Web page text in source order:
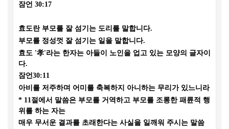
잠언 30:17
효도란 부모를 잘 섬기는 도리를 말합니다.
부모를 정성껏 잘 섬기는 일을 말합니다.
효도 '孝'라는 한자는 아들이 노인을 업고 있는 모양의 글자이
다.
잠언30:11
아비를 저주하며 어미를 축복하지 아니하는 무리가 있느니라
* 11 절에서 말씀은 부모를 거역하고 부모를 조롱한 패륜적 행
위를 하는 자는
매우 무서운 결과를 초래한다는 사실을 일깨워 주시는 말씀